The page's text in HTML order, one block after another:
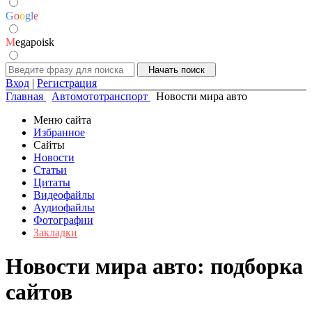
Google
Megapoisk
Вход | Регистрация
Главная
Автомототранспорт
Новости мира авто
Меню сайта
Избранное
Сайты
Новости
Статьи
Цитаты
Видеофайлы
Аудиофайлы
Фотографии
Закладки
Новости мира авто: подборка
сайтов